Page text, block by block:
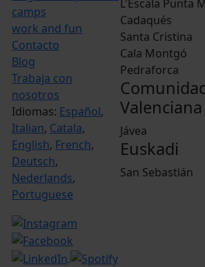
camps
work and fun
Contacto
Blog
Trabaja con
nosotros
Idiomas: Español,
Italian, Catala,
English, French,
Deutsch,
Nederlands,
Portuguese
L'Escala Punta
Cadaqués
Santa Cristina
Cala Montgó
Pedraforca
Valenciana
Jávea
Euskadi
San Sebastián